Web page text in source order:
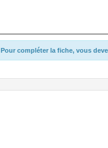
Pour compléter la fiche, vous